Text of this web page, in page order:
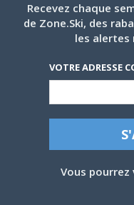
OWL’S HEAD,
FRAÎCHEUR –
Recevez chaque
de Zone.Ski, des
les alertes
VOTRE ADRESSE
Vous